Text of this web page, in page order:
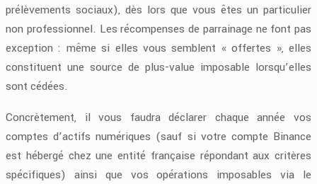
prélèvements sociaux), dès lors que vous êtes un particulier
non professionnel. Les récompenses de parrainage ne font pas
exception : même si elles vous semblent « offertes », elles
constituent une source de plus-value imposable lorsqu’elles
sont cédées.
Concrètement, il vous faudra déclarer chaque année vos
comptes d’actifs numériques (sauf si votre compte Binance
est hébergé chez une entité française répondant aux critères
spécifiques) ainsi que vos opérations imposables via le